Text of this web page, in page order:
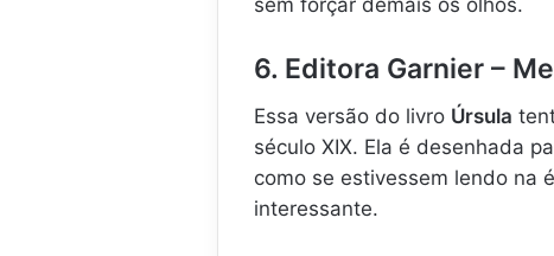
6. Editora Garnier –
Essa versão do livro Úrsula
século XIX. Ela é desenhada
como se estivessem lendo na
interessante.